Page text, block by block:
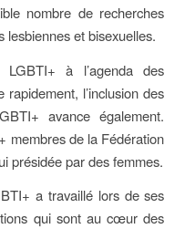
nombre de recherches
lesbiennes et bisexuelles.
LGBTI+ à l’agenda des
l’inclusion des
avance également.
membres de la Fédération
présidée par des femmes.
a travaillé lors de ses
qui sont au cœur des